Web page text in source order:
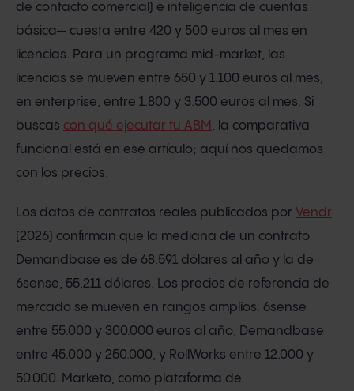
de contacto comercial) e inteligencia de cuentas
básica— cuesta entre 420 y 500 euros al mes en
licencias. Para un programa mid-market, las
licencias se mueven entre 650 y 1.100 euros al mes;
en enterprise, entre 1.800 y 3.500 euros al mes. Si
buscas con qué ejecutar tu ABM , la comparativa
funcional está en ese artículo; aquí nos quedamos
con los precios.
Los datos de contratos reales publicados por Vendr
(2026) confirman que la mediana de un contrato
Demandbase es de 68.591 dólares al año y la de
6sense, 55.211 dólares. Los precios de referencia de
mercado se mueven en rangos amplios: 6sense
entre 55.000 y 300.000 euros al año, Demandbase
entre 45.000 y 250.000, y RollWorks entre 12.000 y
50.000. Marketo, como plataforma de